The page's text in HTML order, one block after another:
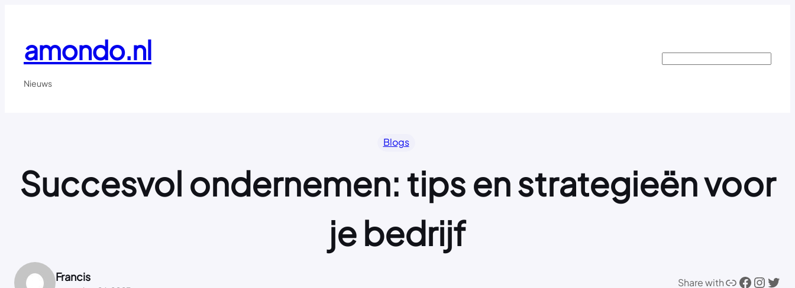
inhoudamondo.nl
Nieuws
Blogs
Succesvol ondernemen: tips en strategieën voor
je bedrijf
Francis Share withLink Facebook Instagram Twitter